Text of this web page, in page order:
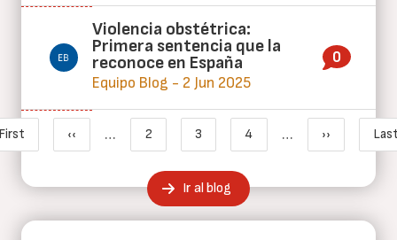
Violencia obstétrica:
Primera sentencia que la
reconoce en España
Equipo Blog - 2 Jun 2025
0
Paginación
Primera páginaPágina anterior
‹‹ … Page
2
Página actual
3
Page
4 … Siguiente
››
Ir al blog